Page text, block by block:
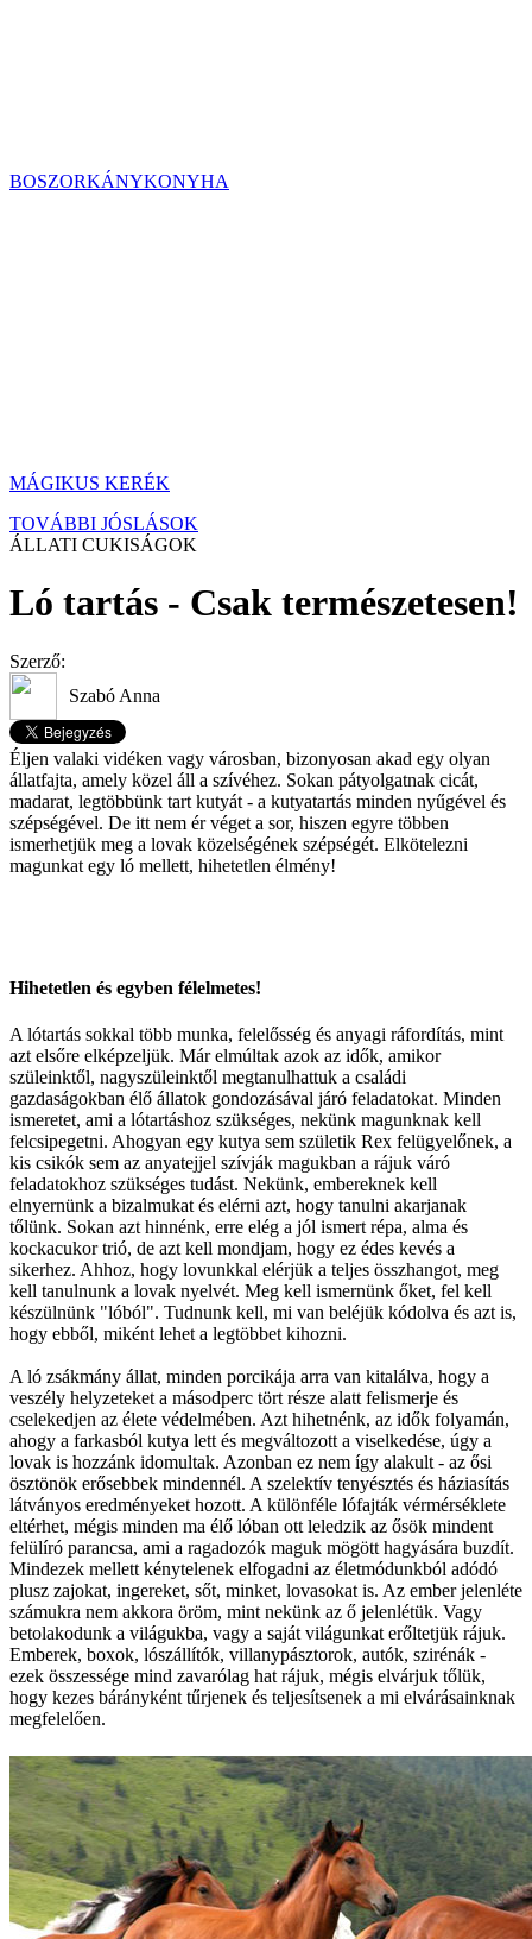
BOSZORKÁNYKONYHA
MÁGIKUS KERÉK
TOVÁBBI JÓSLÁSOK
ÁLLATI CUKISÁGOK
Ló tartás - Csak természetesen!
Szerző:
Szabó Anna
Éljen valaki vidéken vagy városban, bizonyosan akad egy olyan
állatfajta, amely közel áll a szívéhez. Sokan pátyolgatnak cicát,
madarat, legtöbbünk tart kutyát - a kutyatartás minden nyűgével és
szépségével. De itt nem ér véget a sor, hiszen egyre többen
ismerhetjük meg a lovak közelségének szépségét. Elkötelezni
magunkat egy ló mellett, hihetetlen élmény!
Hihetetlen és egyben félelmetes!
A lótartás sokkal több munka, felelősség és anyagi ráfordítás, mint
azt elsőre elképzeljük. Már elmúltak azok az idők, amikor
szüleinktől, nagyszüleinktől megtanulhattuk a családi
gazdaságokban élő állatok gondozásával járó feladatokat. Minden
ismeretet, ami a lótartáshoz szükséges, nekünk magunknak kell
felcsipegetni. Ahogyan egy kutya sem születik Rex felügyelőnek, a
kis csikók sem az anyatejjel szívják magukban a rájuk váró
feladatokhoz szükséges tudást. Nekünk, embereknek kell
elnyernünk a bizalmukat és elérni azt, hogy tanulni akarjanak
tőlünk. Sokan azt hinnénk, erre elég a jól ismert répa, alma és
kockacukor trió, de azt kell mondjam, hogy ez édes kevés a
sikerhez. Ahhoz, hogy lovunkkal elérjük a teljes összhangot, meg
kell tanulnunk a lovak nyelvét. Meg kell ismernünk őket, fel kell
készülnünk "lóból". Tudnunk kell, mi van beléjük kódolva és azt is,
hogy ebből, miként lehet a legtöbbet kihozni.
A ló zsákmány állat, minden porcikája arra van kitalálva, hogy a
veszély helyzeteket a másodperc tört része alatt felismerje és
cselekedjen az élete védelmében. Azt hihetnénk, az idők folyamán,
ahogy a farkasból kutya lett és megváltozott a viselkedése, úgy a
lovak is hozzánk idomultak. Azonban ez nem így alakult - az ősi
ösztönök erősebbek mindennél. A szelektív tenyésztés és háziasítás
látványos eredményeket hozott. A különféle lófajták vérmérséklete
eltérhet, mégis minden ma élő lóban ott leledzik az ősök mindent
felülíró parancsa, ami a ragadozók maguk mögött hagyására buzdít.
Mindezek mellett kénytelenek elfogadni az életmódunkból adódó
plusz zajokat, ingereket, sőt, minket, lovasokat is. Az ember jelenléte
számukra nem akkora öröm, mint nekünk az ő jelenlétük. Vagy
betolakodunk a világukba, vagy a saját világunkat erőltetjük rájuk.
Emberek, boxok, lószállítók, villanypásztorok, autók, szirénák -
ezek összessége mind zavarólag hat rájuk, mégis elvárjuk tőlük,
hogy kezes bárányként tűrjenek és teljesítsenek a mi elvárásainknak
megfelelően.